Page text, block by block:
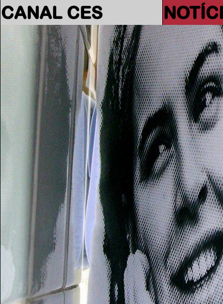
CANAL CES